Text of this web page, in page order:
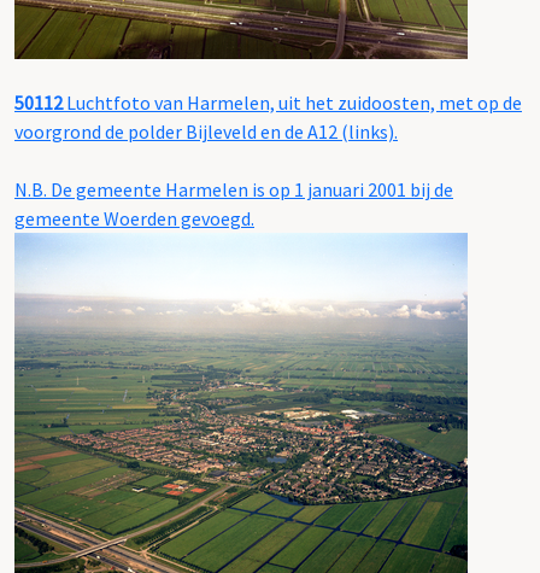
50112Luchtfoto van Harmelen, uit het zuidoosten, met op de
voorgrond de polder Bijleveld en de A12 (links).
N.B. De gemeente Harmelen is op 1 januari 2001 bij de
gemeente Woerden gevoegd.